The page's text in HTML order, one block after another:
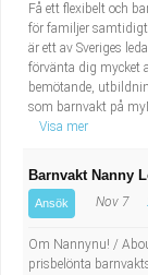
Få ett flexibelt och
för familjer
är ett av Sveriges
förvänta dig mycket
bemötande,
som barnvakt på
Visa mer
Barnvakt Nanny
Ansök Nov 7
Om Nannynu! /
prisbelönta